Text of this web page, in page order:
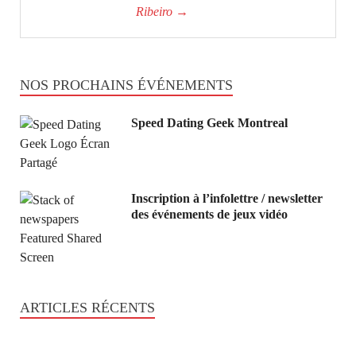
Ribeiro →
NOS PROCHAINS ÉVÉNEMENTS
Speed Dating Geek Montreal
Inscription à l’infolettre / newsletter
des événements de jeux vidéo
ARTICLES RÉCENTS